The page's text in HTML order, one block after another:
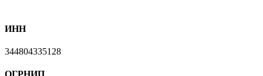
ИНН
344804335128
ОГРНИП